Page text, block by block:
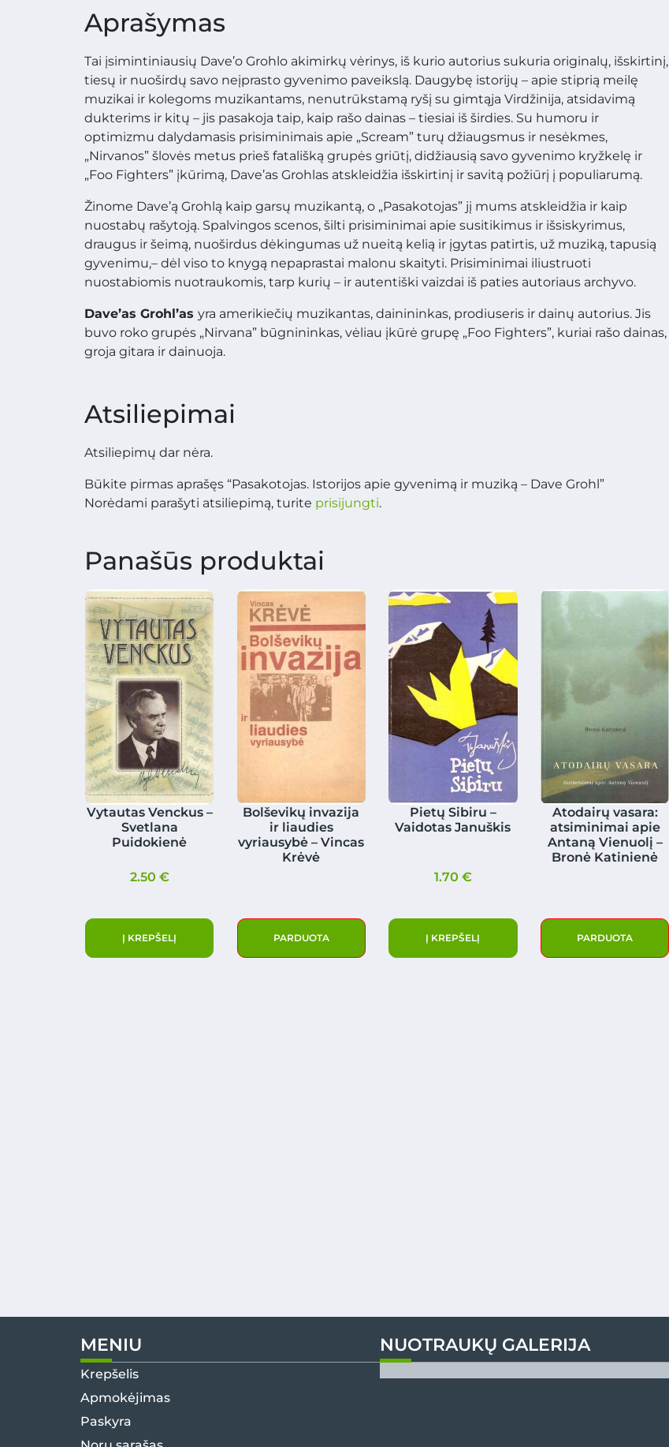
Aprašymas
Tai įsimintiniausių Dave’o Grohlo akimirkų vėrinys, iš kurio autorius sukuria originalų, išskirtinį,
tiesų ir nuoširdų savo neįprasto gyvenimo paveikslą. Daugybę istorijų – apie stiprią meilę
muzikai ir kolegoms muzikantams, nenutrūkstamą ryšį su gimtąja Virdžinija, atsidavimą
dukterims ir kitų – jis pasakoja taip, kaip rašo dainas – tiesiai iš širdies. Su humoru ir
optimizmu dalydamasis prisiminimais apie „Scream” turų džiaugsmus ir nesėkmes,
„Nirvanos” šlovės metus prieš fatališką grupės griūtį, didžiausią savo gyvenimo kryžkelę ir
„Foo Fighters” įkūrimą, Dave’as Grohlas atskleidžia išskirtinį ir savitą požiūrį į populiarumą.
Žinome Dave’ą Grohlą kaip garsų muzikantą, o „Pasakotojas” jį mums atskleidžia ir kaip
nuostabų rašytoją. Spalvingos scenos, šilti prisiminimai apie susitikimus ir išsiskyrimus,
draugus ir šeimą, nuoširdus dėkingumas už nueitą kelią ir įgytas patirtis, už muziką, tapusią
gyvenimu,– dėl viso to knygą nepaprastai malonu skaityti. Prisiminimai iliustruoti
nuostabiomis nuotraukomis, tarp kurių – ir autentiški vaizdai iš paties autoriaus archyvo.
Dave’as Grohl’as yra amerikiečių muzikantas, dainininkas, prodiuseris ir dainų autorius. Jis
buvo roko grupės „Nirvana” būgnininkas, vėliau įkūrė grupę „Foo Fighters”, kuriai rašo dainas,
groja gitara ir dainuoja.
Atsiliepimai
Atsiliepimų dar nėra.
Būkite pirmas aprašęs “Pasakotojas. Istorijos apie gyvenimą ir muziką – Dave Grohl”
Norėdami parašyti atsiliepimą, turite prisijungti.
Panašūs produktai
Vytautas Venckus –
Svetlana
Puidokienė
2.50 €
Į KREPŠELĮ
Bolševikų invazija
ir liaudies
vyriausybė – Vincas
Krėvė
PARDUOTA
Pietų Sibiru –
Vaidotas Januškis
1.70 €
Į KREPŠELĮ
Atodairų vasara:
atsiminimai apie
Antaną Vienuolį –
Bronė Katinienė
PARDUOTA
MENIU
Krepšelis
Apmokėjimas
Paskyra
NUOTRAUKŲ GALERIJA